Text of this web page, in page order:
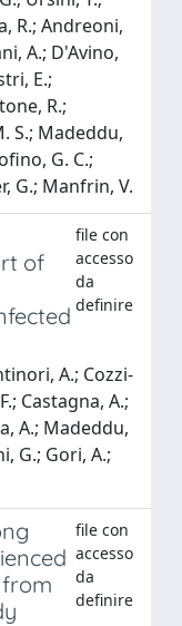
R.; Andreoni,
A.; D'Avino,
E.;
R.;
S.; Madeddu,
G. C.;
G.; Manfrin, V.
of
file con
accesso
da
definire
A.; Cozzi-
Castagna, A.;
A.; Madeddu,
G.; Gori, A.;
file con
accesso
da
definire